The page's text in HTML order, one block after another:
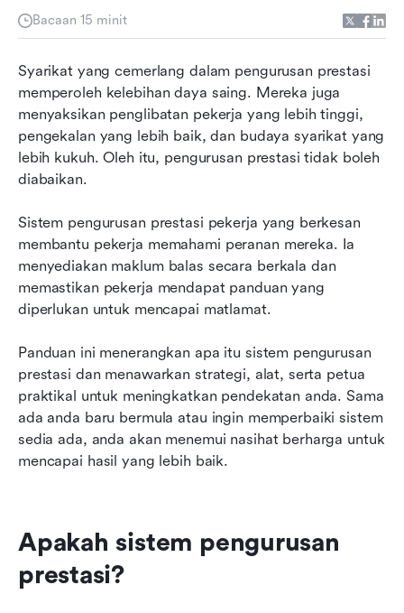
Bacaan 15 minit
Syarikat yang cemerlang dalam pengurusan prestasi
memperoleh kelebihan daya saing. Mereka juga
menyaksikan penglibatan pekerja yang lebih tinggi,
pengekalan yang lebih baik, dan budaya syarikat yang
lebih kukuh. Oleh itu, pengurusan prestasi tidak boleh
diabaikan.
Sistem pengurusan prestasi pekerja yang berkesan
membantu pekerja memahami peranan mereka. Ia
menyediakan maklum balas secara berkala dan
memastikan pekerja mendapat panduan yang
diperlukan untuk mencapai matlamat.
Panduan ini menerangkan apa itu sistem pengurusan
prestasi dan menawarkan strategi, alat, serta petua
praktikal untuk meningkatkan pendekatan anda. Sama
ada anda baru bermula atau ingin memperbaiki sistem
sedia ada, anda akan menemui nasihat berharga untuk
mencapai hasil yang lebih baik.
Apakah sistem pengurusan
prestasi?
pengurusan prestasi
pengurusan prestasi
Trend terkini dalam sistem pengurusan prestasi
Bagaimana melaksanakan sistem pengurusan
prestasi
prestasi
Fikiran terakhir mengenai sistem pengurusan
prestasi